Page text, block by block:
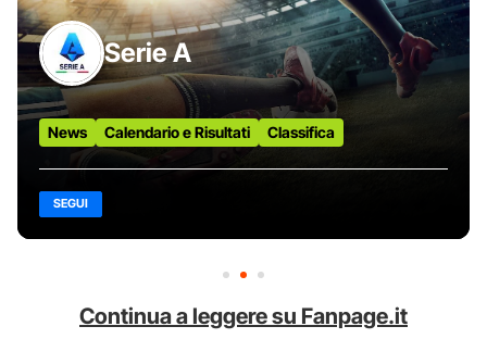
Serie A
News Calendario e Risultati Classifica
SEGUI
Continua a leggere su Fanpage.it